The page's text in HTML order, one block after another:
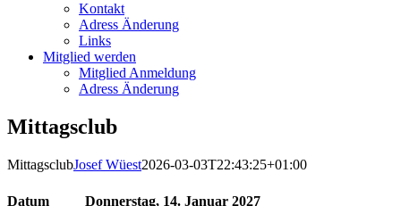
Kontakt
Adress Änderung
Links
Mitglied werden
Mitglied Anmeldung
Adress Änderung
Mittagsclub
MittagsclubJosef Wüest2026-03-03T22:43:25+01:00
Datum Donnerstag, 14. Januar 2027